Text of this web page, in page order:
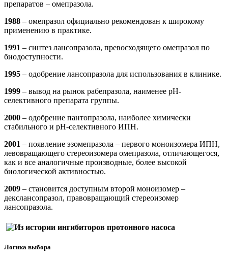
препаратов – омепразола.
1988 – омепразол официально рекомендован к широкому
применению в практике.
1991 – синтез лансопразола, превосходящего омепразол по
биодоступности.
1995 – одобрение лансопразола для использо­вания в клинике.
1999 – вывод на рынок рабепразола, наименее pH-
селективного препарата группы.
2000 – одобрение пантопразола, наиболее химически
стабильного и pH-селективного ИПН.
2001 – появление эзомепразола – первого моноизомера ИПН,
левовращающего стереоизомера омепразола, отличающегося,
как и все аналогичные производные, более высокой
биологической активностью.
2009 – становится доступным второй моноизомер –
декслансопразол, правовращающий стереоизомер
лансопразола.
Логика выбора